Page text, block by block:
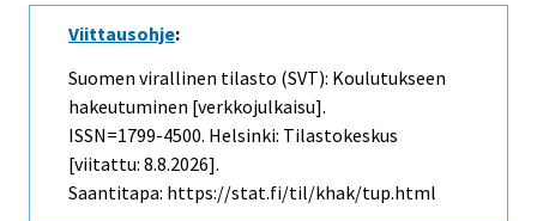
Viittausohje:
Suomen virallinen tilasto (SVT): Koulutukseen
hakeutuminen [verkkojulkaisu].
ISSN=1799-4500. Helsinki: Tilastokeskus
[viitattu: 8.8.2026].
Saantitapa: https://stat.fi/til/khak/tup.html